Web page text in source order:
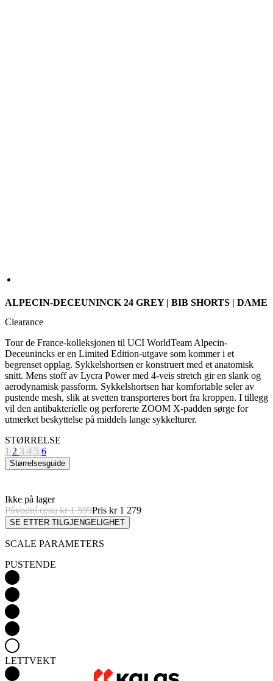
Deceunincks er en Limited Edition-utgave som kommer i et
snitt. Mens stoff av Lycra Power med 4-veis stretch gir en slank og
pustende mesh, slik at svetten transporteres bort fra kroppen. I tillegg
vil den antibakterielle og perforerte ZOOM X-padden sørge for
utmerket beskyttelse på middels lange sykkelturer.
STØRRELSE
1 2 3 4 5 6
Størrelsesguide
Ikke på lager
Původní cenakr 1 599
SE ETTER TILGJENGELIGHET
PUSTENDE
LETTVEKT